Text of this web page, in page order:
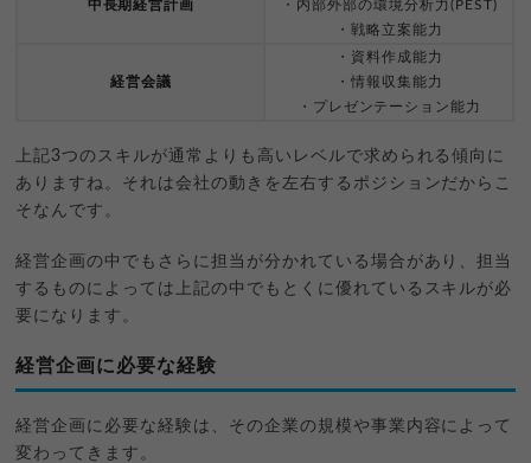
中長期経営計画
・内部外部の環境分析力(PEST)
・戦略立案能力
経営会議
・資料作成能力
・情報収集能力
・プレゼンテーション能力
上記3つのスキルが通常よりも高いレベルで求められる傾向に
ありますね。それは会社の動きを左右するポジションだからこ
そなんです。
経営企画の中でもさらに担当が分かれている場合があり、担当
するものによっては上記の中でもとくに優れているスキルが必
要になります。
経営企画に必要な経験
経営企画に必要な経験は、その企業の規模や事業内容によって
変わってきます。